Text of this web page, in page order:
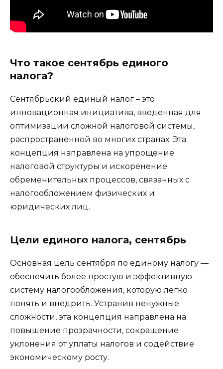
Что такое сентябрь единого
налога?
Сентябрьский единый налог – это
инновационная инициатива, введенная для
оптимизации сложной налоговой системы,
распространенной во многих странах. Эта
концепция направлена ​​на упрощение
налоговой структуры и искоренение
обременительных процессов, связанных с
налогообложением физических и
юридических лиц.
Цели единого налога, сентябрь
Основная цель сентября по единому налогу —
обеспечить более простую и эффективную
систему налогообложения, которую легко
понять и внедрить. Устранив ненужные
сложности, эта концепция направлена ​​на
повышение прозрачности, сокращение
уклонения от уплаты налогов и содействие
экономическому росту.